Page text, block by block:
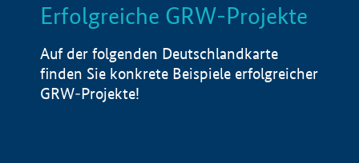
LISTE Info
Erfolgreiche GRW-Projekte
Auf der folgenden Deutschlandkarte
finden Sie konkrete Beispiele erfolgreicher
GRW-Projekte!